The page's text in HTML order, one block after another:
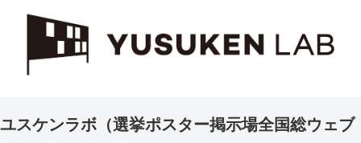
ユスケンラボ（選挙ポスター掲示場全国総ウェブ